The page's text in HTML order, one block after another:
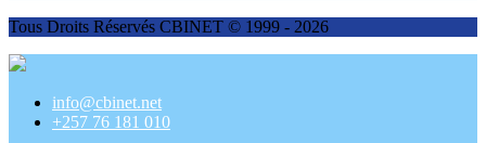
Tous Droits Réservés CBINET © 1999 - 2026
info@cbinet.net
+257 76 181 010